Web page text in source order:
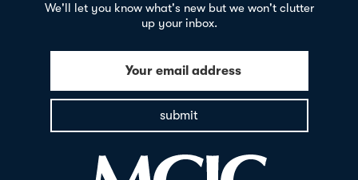
We'll let you know what's new but we won't clutter
up your inbox.
Your email address
submit